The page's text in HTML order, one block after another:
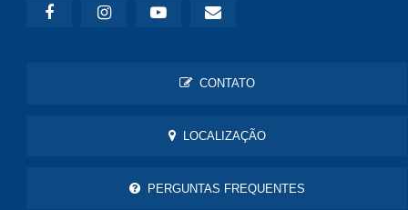
CONTATO
LOCALIZAÇÃO
PERGUNTAS FREQUENTES